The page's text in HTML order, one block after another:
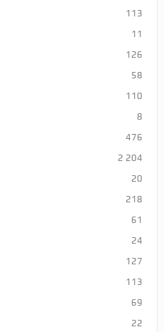
113
11
126
58
110
8
476
2 204
20
218
61
24
127
113
69
22